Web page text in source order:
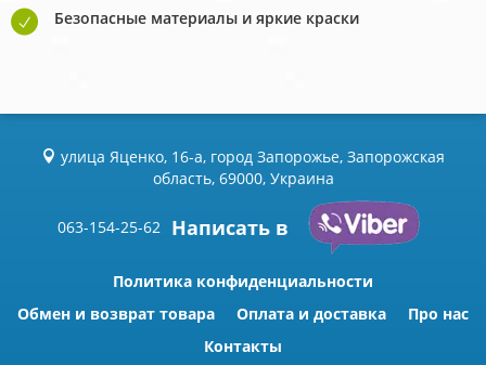
Безопасные материалы и яркие краски
улица Яценко, 16-а, город Запорожье, Запорожская
область, 69000, Украина
063-154-25-62 Написать в
Политика конфиденциальности
Обмен и возврат товара
Оплата и доставка
Про нас
Контакты